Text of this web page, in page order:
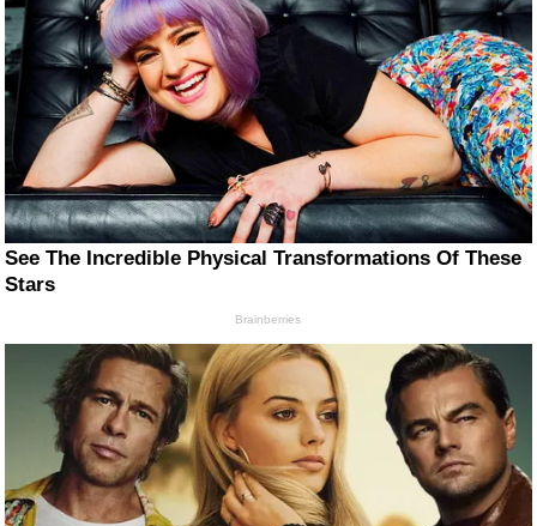
See The Incredible Physical Transformations Of These
Stars
Brainberries